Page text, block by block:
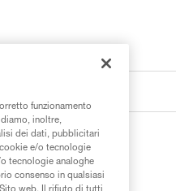
funzionamento
inoltre,
dei dati, pubblicitari
e/o tecnologie
tecnologie analoghe
consenso in qualsiasi